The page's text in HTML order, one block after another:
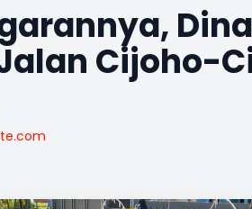
Cijoho-